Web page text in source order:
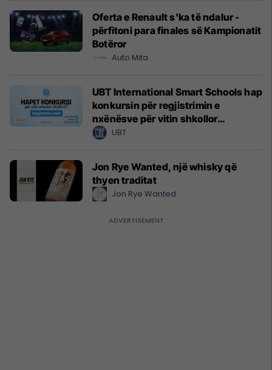
Oferta e Renault s'ka të ndalur -
përfitoni para finales së Kampionatit
Botëror
Auto Mita
UBT International Smart Schools hap
konkursin për regjistrimin e
nxënësve për vitin shkollor
2026/2027
UBT
Jon Rye Wanted, një whisky që
thyen traditat
Jon Rye Wanted